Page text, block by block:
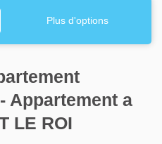
Plus d'options
Appartement a
LE ROI